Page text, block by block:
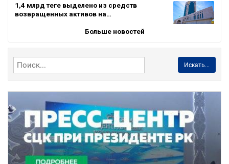
1,4 млрд теңге выделено из средств
возвращенных активов на…
Больше новостей
Искать...